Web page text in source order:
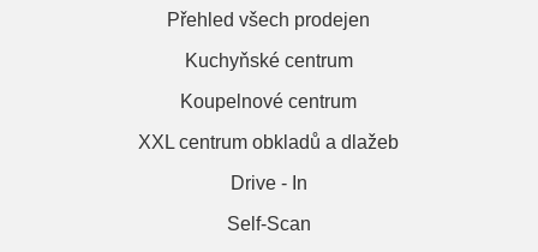
Přehled všech prodejen
Kuchyňské centrum
Koupelnové centrum
XXL centrum obkladů a dlažeb
Drive - In
Self-Scan